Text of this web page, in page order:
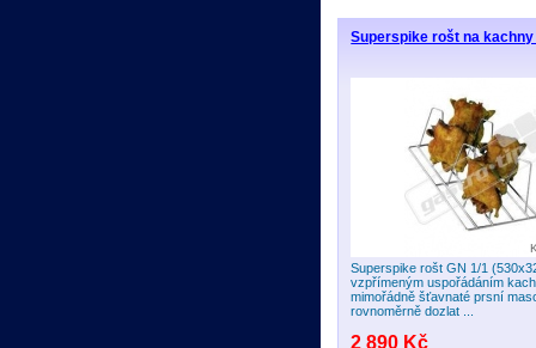
Superspike rošt na
Superspike rošt GN 1/1
vzpřímeným uspořádáním
mimořádně šťavnaté prsní
rovnoměrně dozlat ...
2 890 Kč